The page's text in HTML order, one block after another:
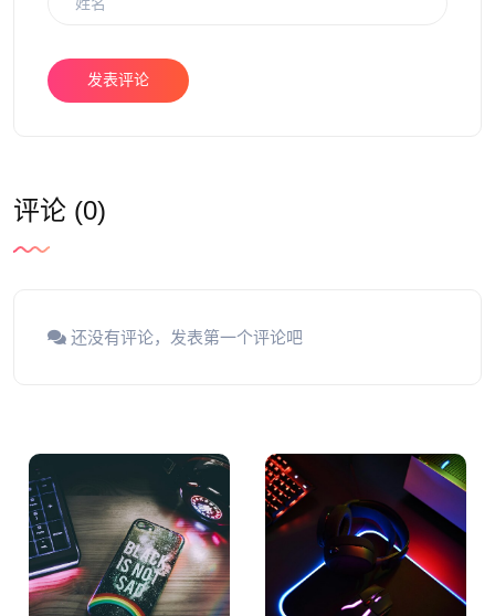
发表评论
评论 (0)
还没有评论，发表第一个评论吧